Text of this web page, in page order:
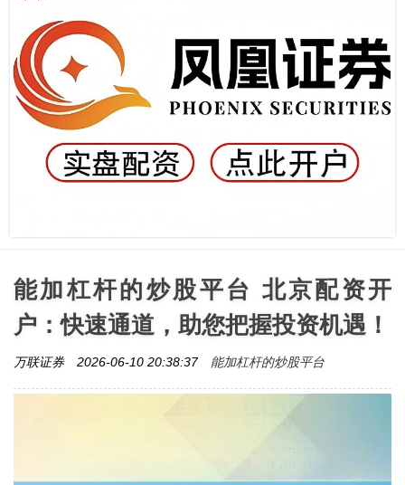
能加杠杆的炒股平台 北京配资开
户：快速通道，助您把握投资机遇！
万联证券 2026-06-10 20:38:37 能加杠杆的炒股平台